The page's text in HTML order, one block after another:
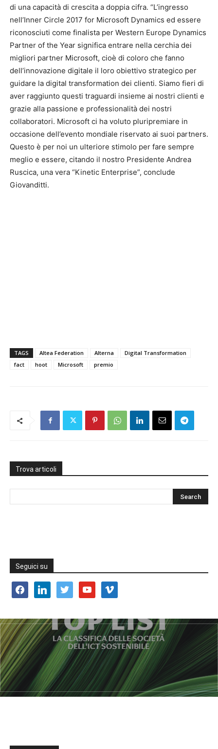
di una capacità di crescita a doppia cifra. “L’ingresso
nell’Inner Circle 2017 for Microsoft Dynamics ed essere
riconosciuti come finalista per Western Europe Dynamics
Partner of the Year significa entrare nella cerchia dei
migliori partner Microsoft, cioè di coloro che fanno
dell’innovazione digitale il loro obiettivo strategico per
guidare la digital transformation dei clienti. Siamo fieri di
aver raggiunto questi traguardi insieme ai nostri clienti e
grazie alla passione e professionalità dei nostri
collaboratori. Microsoft ci ha voluto pluripremiare in
occasione dell’evento mondiale riservato ai suoi partners.
Questo è per noi un ulteriore stimolo per fare sempre
meglio e essere, citando il nostro Presidente Andrea
Ruscica, una vera “Kinetic Enterprise”, conclude
Giovanditti.
TAGS Altea Federation Alterna
Digital Transformation
fact
hoot Microsoft premio
Trova articoli
Seguici su
facebooklinkedin twitter youtube vimeo